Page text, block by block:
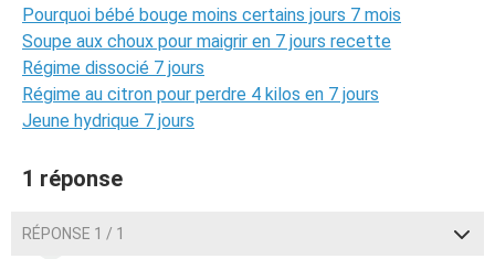
Pourquoi bébé bouge moins certains jours 7 mois
Soupe aux choux pour maigrir en 7 jours recette
Régime dissocié 7 jours
Régime au citron pour perdre 4 kilos en 7 jours
Jeune hydrique 7 jours
1 réponse
RÉPONSE 1 / 1